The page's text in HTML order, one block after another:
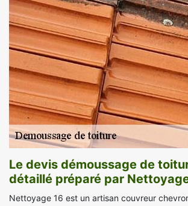
Le devis démoussage de
détaillé préparé par
Nettoyage 16 est un artisan couvreur